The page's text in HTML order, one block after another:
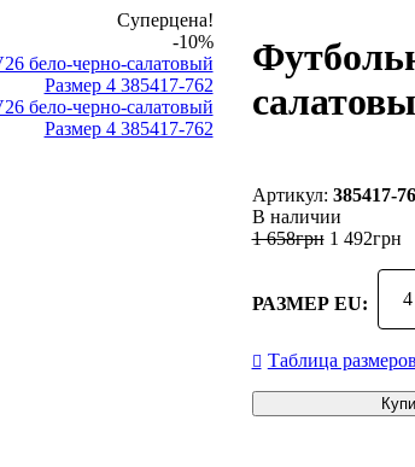
Суперцена!
-10%
385417-
В наличии
1 658грн 1 492грн
РАЗМЕР EU: 4
Таблица размеров